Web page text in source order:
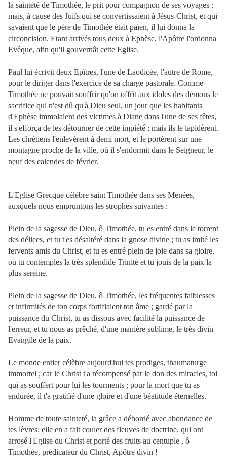
la sainteté de Timothée, le prit pour compagnon de ses voyages ;
mais, à cause des Juifs qui se convertissaient à Jésus-Christ, et qui
savaient que le père de Timothée était païen, il lui donna la
circoncision. Etant arrivés tous deux à Ephèse, l'Apôtre l'ordonna
Evêque, afin qu'il gouvernât cette Eglise.
Paul lui écrivit deux Epîtres, l'une de Laodicée, l'autre de Rome,
pour le diriger dans l'exercice de sa charge pastorale. Comme
Timothée ne pouvait souffrir qu'on offrît aux idoles des démons le
sacrifice qui n'est dû qu'à Dieu seul, un jour que les habitants
d'Ephèse immolaient des victimes à Diane dans l'une de ses fêtes,
il s'efforça de les détourner de cette impiété ; mais ils le lapidèrent.
Les chrétiens l'enlevèrent à demi mort, et le portèrent sur une
montagne proche de la ville, où il s'endormit dans le Seigneur, le
neuf des calendes de février.
L'Eglise Grecque célèbre saint Timothée dans ses Menées,
auxquels nous empruntons les strophes suivantes :
Plein de la sagesse de Dieu, ô Timothée, tu es entré dans le torrent
des délices, et tu t'es désaltéré dans la gnose divine ; tu as imité les
fervents amis du Christ, et tu es entré plein de joie dans sa gloire,
où tu contemples la très splendide Trinité et tu jouis de la paix la
plus sereine.
Plein de la sagesse de Dieu, ô Timothée, les fréquentes faiblesses
et infirmités de ton corps fortifiaient ton âme ; gardé par la
puissance du Christ, tu as dissous avec facilité la puissance de
l'erreur, et tu nous as prêché, d'une manière sublime, le très divin
Evangile de la paix.
Le monde entier célèbre aujourd'hui tes prodiges, thaumaturge
immortel ; car le Christ t'a récompensé par le don des miracles, toi
qui as souffert pour lui les tourments ; pour la mort que tu as
endurée, il t'a gratifié d'une gloire et d'une béatitude éternelles.
Homme de toute sainteté, la grâce a débordé avec abondance de
tes lèvres; elle en a fait couler des fleuves de doctrine, qui ont
arrosé l'Eglise du Christ et porté des fruits au centuple , ô
Timothée, prédicateur du Christ, Apôtre divin !